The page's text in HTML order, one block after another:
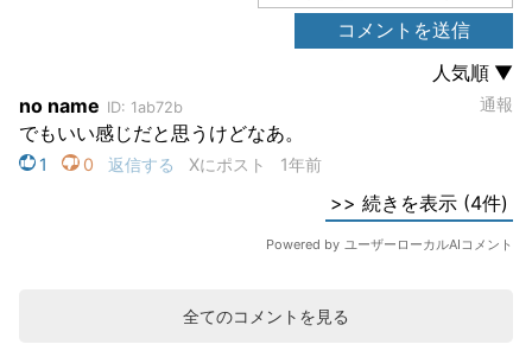
全てのコメントを見る